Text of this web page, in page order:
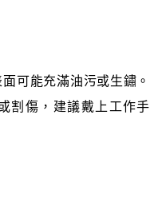
可能充滿油污或生鏽。
割傷，建議戴上工作手